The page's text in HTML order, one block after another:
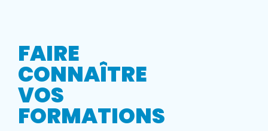
FAIRE
CONNAÎTRE
VOS
FORMATIONS